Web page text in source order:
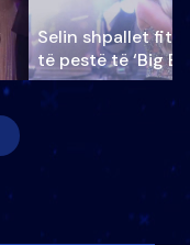
Selin shpallet
të pestë të ‘Big